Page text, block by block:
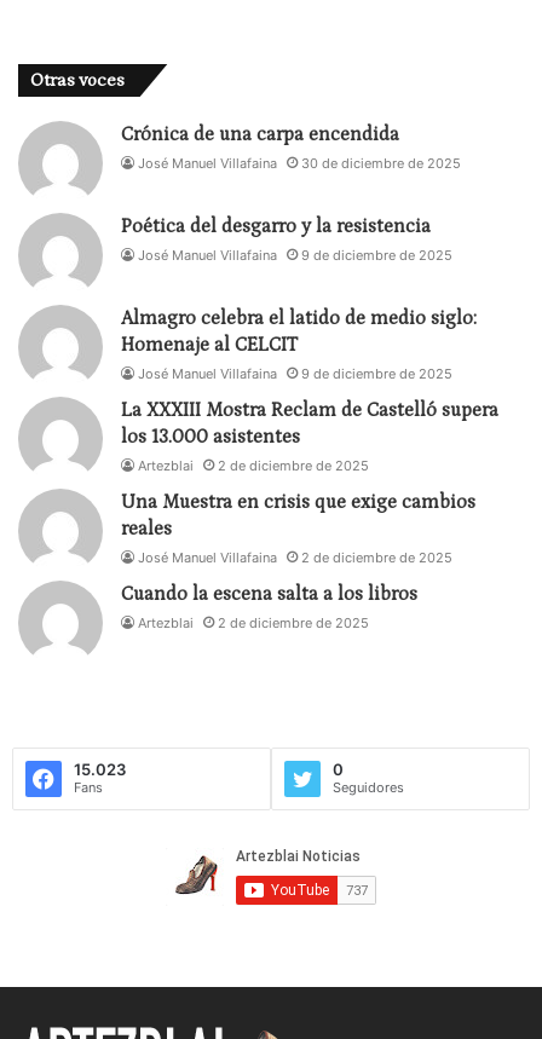
Otras voces
Crónica de una carpa encendida
José Manuel Villafaina 30 de diciembre de 2025
Poética del desgarro y la resistencia
José Manuel Villafaina 9 de diciembre de 2025
Almagro celebra el latido de medio siglo:
Homenaje al CELCIT
José Manuel Villafaina 9 de diciembre de 2025
La XXXIII Mostra Reclam de Castelló supera
los 13.000 asistentes
Artezblai 2 de diciembre de 2025
Una Muestra en crisis que exige cambios
reales
José Manuel Villafaina 2 de diciembre de 2025
Cuando la escena salta a los libros
Artezblai 2 de diciembre de 2025
15.023
Fans
0
Seguidores